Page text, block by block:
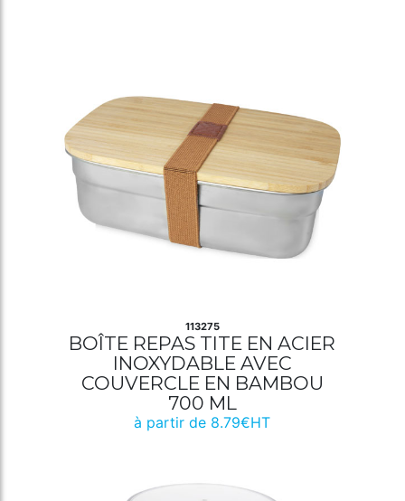
113275
BOÎTE REPAS TITE EN ACIER
INOXYDABLE AVEC
COUVERCLE EN BAMBOU
700 ML
à partir de 8.79€HT